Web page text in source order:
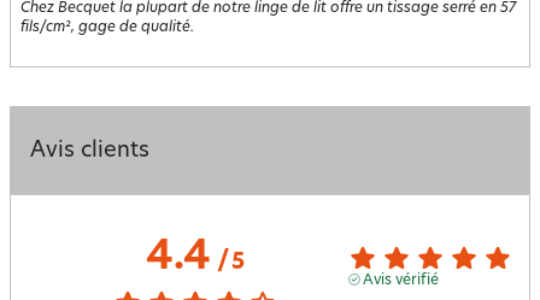
Chez Becquet la plupart de notre linge de lit offre un tissage serré en 57
fils/cm², gage de qualité.
Avis clients
4.4/ 5
Avis vérifié